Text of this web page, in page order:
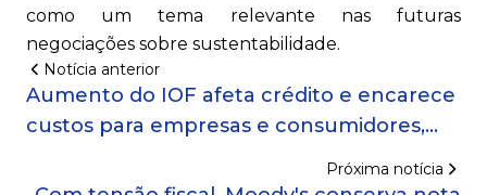
como um tema relevante nas futuras
negociações sobre sustentabilidade.
Notícia anterior
Aumento do IOF afeta crédito e encarece
custos para empresas e consumidores,
Próxima notícia